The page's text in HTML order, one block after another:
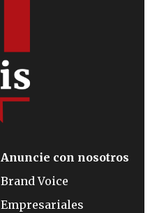
Anuncie con nosotros
Brand Voice
Empresariales